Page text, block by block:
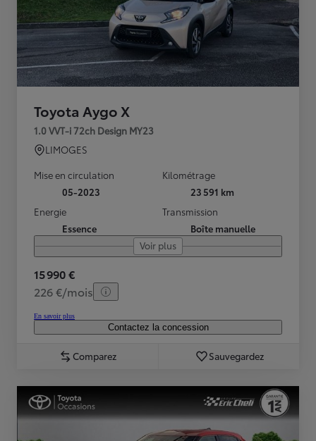
Toyota Aygo X
1.0 VVT-i 72ch Design MY23
LIMOGES
Mise en circulation
05-2023
Kilométrage
23 591 km
Energie
Essence
Transmission
Boîte manuelle
Voir plus
15 990 €
226 €/mois
En savoir plus
Contactez la concession
Comparez Sauvegardez